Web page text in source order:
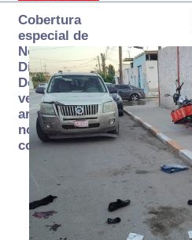
Cobertura
especial de
Norte
Digital:
Donde la
verdad
arde… pero
no se
consume